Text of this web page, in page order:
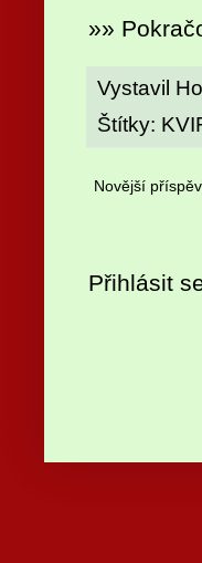
»»
Vystavil
Štítky:
Novější
Přihlásit